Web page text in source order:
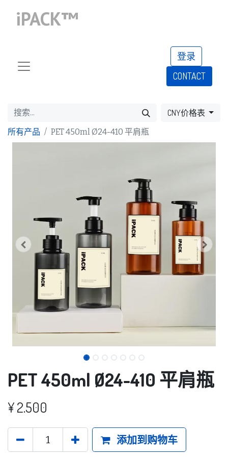
iPACK™
登录
CONTACT​​​​​​​​​​
CNY价格表
所有产品 PET 450ml Ø24-410 平肩瓶
PET 450ml Ø24-410 平肩瓶
¥2.500
添加到购物车